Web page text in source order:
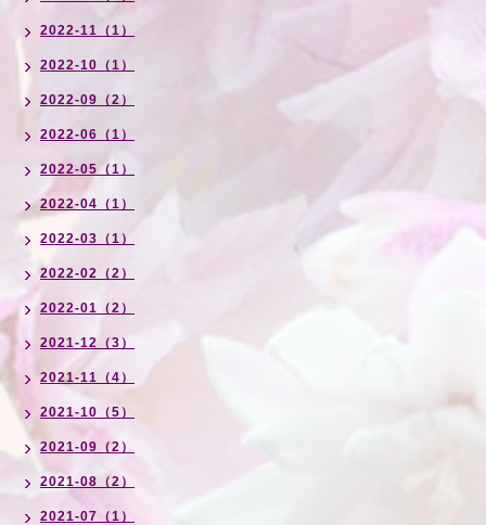
2022-11（1）
2022-10（1）
2022-09（2）
2022-06（1）
2022-05（1）
2022-04（1）
2022-03（1）
2022-02（2）
2022-01（2）
2021-12（3）
2021-11（4）
2021-10（5）
2021-09（2）
2021-08（2）
2021-07（1）